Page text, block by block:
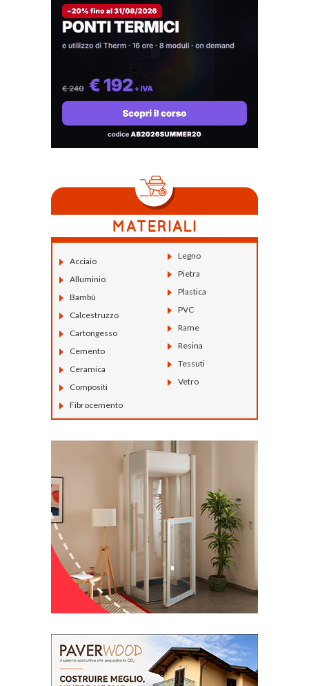
Acciaio
Alluminio
Bambù
Calcestruzzo
Cartongesso
Cemento
Ceramica
Compositi
Fibrocemento
Legno
Pietra
Plastica
PVC
Rame
Resina
Tessuti
Vetro